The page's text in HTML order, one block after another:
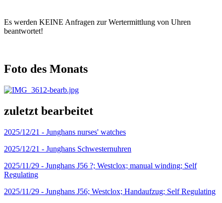
Es werden KEINE Anfragen zur Wertermittlung von Uhren
beantwortet!
Foto des Monats
zuletzt bearbeitet
2025/12/21 - Junghans nurses' watches
2025/12/21 - Junghans Schwesternuhren
2025/11/29 - Junghans J56 ?; Westclox; manual winding; Self
Regulating
2025/11/29 - Junghans J56; Westclox; Handaufzug; Self Regulating